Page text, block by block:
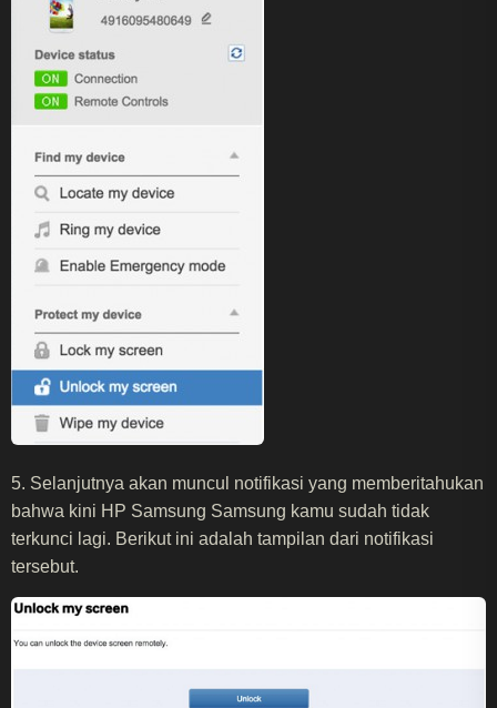
5. Selanjutnya akan muncul notifikasi yang memberitahukan
bahwa kini HP Samsung Samsung kamu sudah tidak
terkunci lagi. Berikut ini adalah tampilan dari notifikasi
tersebut.